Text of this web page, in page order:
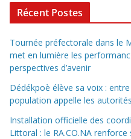
Récent Postes
Tournée préfectorale dans le
met en lumière les
perspectives d’avenir
Dédékpoè élève sa voix :
population appelle les
Installation officielle des
Littoral : le RA.CO.NA